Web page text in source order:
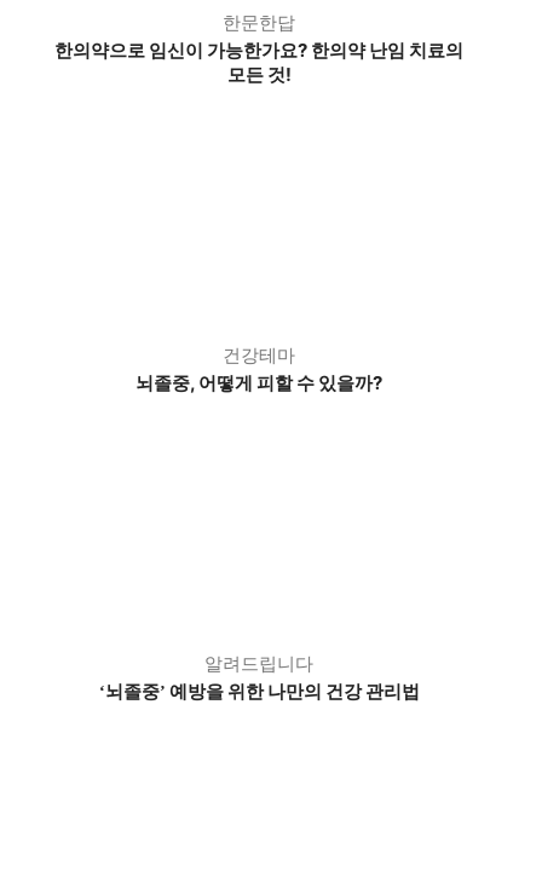
한문한답
한의약으로 임신이 가능한가요? 한의약 난임 치료의
모든 것!
건강테마
뇌졸중, 어떻게 피할 수 있을까?
알려드립니다
‘뇌졸중’ 예방을 위한 나만의 건강 관리법